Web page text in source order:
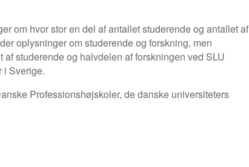
om hvor stor en del af antallet studerende og antallet af
oplysninger om studerende og forskning, men
studerende og halvdelen af forskningen ved SLU
i Sverige.
Professionshøjskoler, de danske universiteters